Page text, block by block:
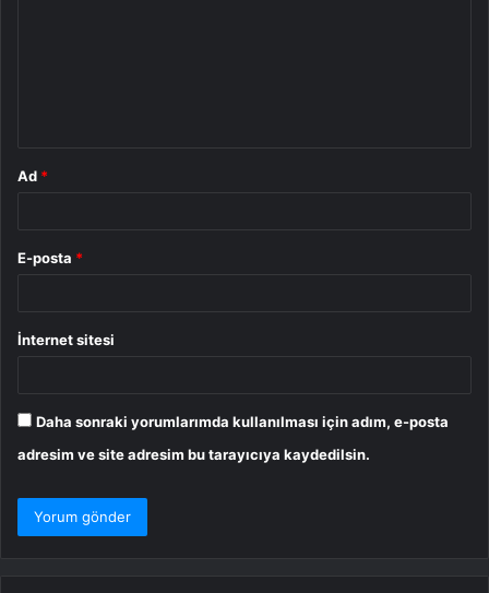
Ad *
E-posta *
İnternet sitesi
Daha sonraki yorumlarımda kullanılması için adım, e-posta
adresim ve site adresim bu tarayıcıya kaydedilsin.